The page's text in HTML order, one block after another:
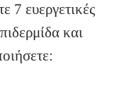
7 ευεργετικές
και